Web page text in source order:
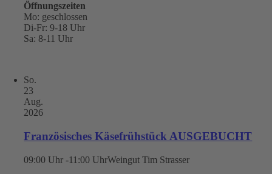
Öffnungszeiten
Mo: geschlossen
Di-Fr: 9-18 Uhr
Sa: 8-11 Uhr
So.
23
Aug.
2026
Französisches Käsefrühstück AUSGEBUCHT
09:00 Uhr -11:00 UhrWeingut Tim Strasser